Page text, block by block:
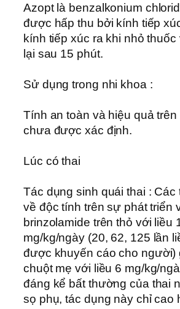
Azopt là benzalkonium
được hấp thu bởi kính tiếp
kính tiếp xúc ra khi nhỏ
lại sau 15 phút.
Sử dụng trong nhi khoa :
Tính an toàn và hiệu quả trên
chưa được xác định.
Lúc có thai
Tác dụng sinh quái thai : Các
về độc tính trên sự phát triển
brinzolamide trên thỏ với liều
mg/kg/ngày (20, 62, 125 lần
được khuyến cáo cho người)
chuột mẹ với liều 6 mg/kg/
đáng kể bất thường của thai
sọ phụ, tác dụng này chỉ cao